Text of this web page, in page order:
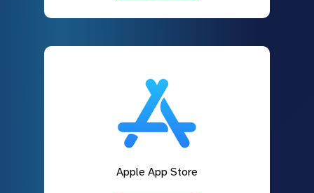
Apple App Store